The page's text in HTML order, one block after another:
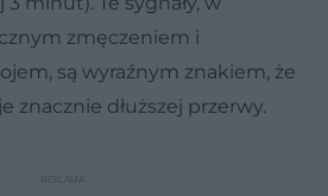
zmęczeniem i
są wyraźnym znakiem, że
znacznie dłuższej przerwy.